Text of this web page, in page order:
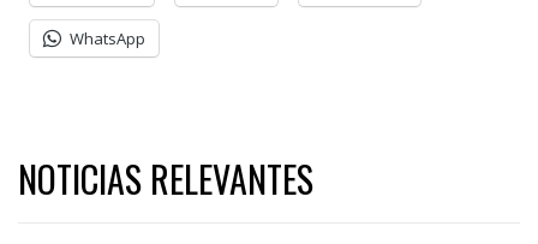
WhatsApp
NOTICIAS RELEVANTES